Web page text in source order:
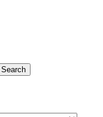
Search